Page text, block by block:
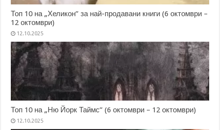
Топ 10 на „Хеликон” за най-продавани книги (6 октомври –
12 октомври)
12.10.2025
Топ 10 на „Ню Йорк Таймс” (6 октомври – 12 октомври)
12.10.2025